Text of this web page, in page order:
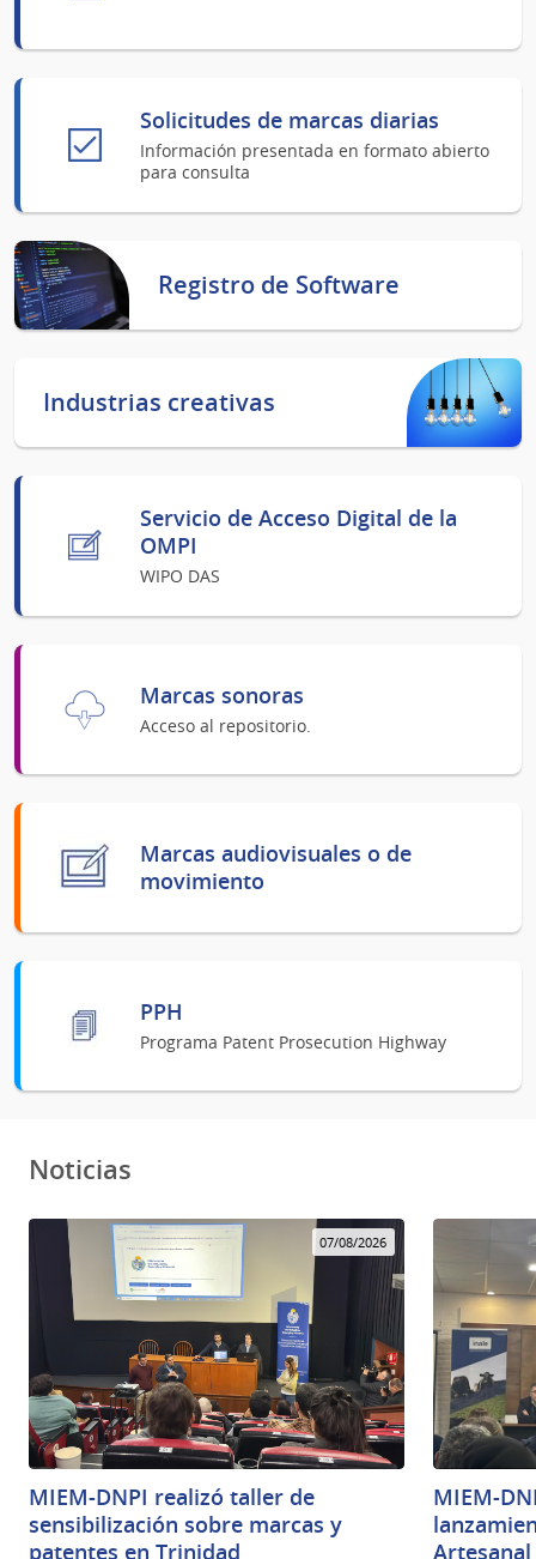
Solicitudes de marcas diarias
Información presentada en formato abierto
para consulta
Registro de Software
Industrias creativas
Servicio de Acceso Digital de la
OMPI
WIPO DAS
Marcas sonoras
Acceso al repositorio.
Marcas audiovisuales o de
movimiento
PPH
Programa Patent Prosecution Highway
Noticias
07/08/2026
MIEM-DNPI realizó taller de
sensibilización sobre marcas y
patentes en Trinidad
MIEM-